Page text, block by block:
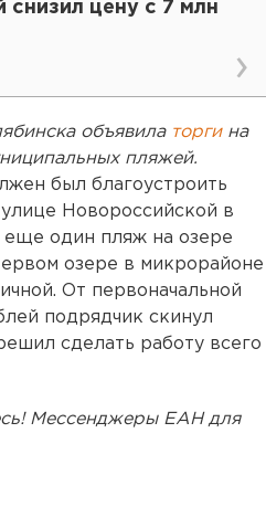
снизил цену с 7 млн
объявила торгина
пляжей.
был благоустроить
Новороссийской в
еще один пляж на озере
озере в микрорайоне
От первоначальной
подрядчик скинул
сделать работу всего
Мессенджеры ЕАН для